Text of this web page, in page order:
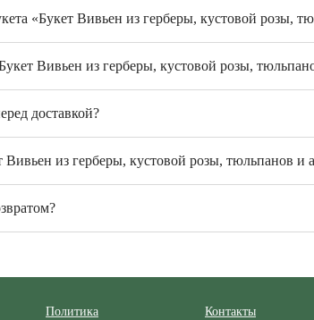
«Букет Вивьен из герберы, кустовой розы,
Вивьен из герберы, кустовой розы,
доставкой?
из герберы, кустовой розы, тюльпанов и
Политика
Контакты